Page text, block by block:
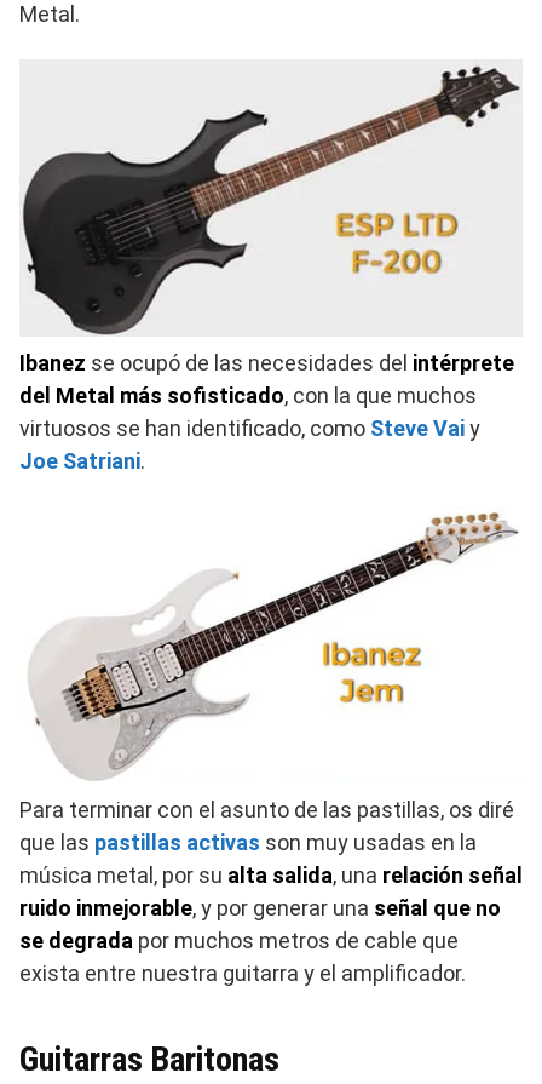
Metal.
Ibanez se ocupó de las necesidades del intérprete
del Metal más sofisticado, con la que muchos
virtuosos se han identificado, como Steve Vaiy
Joe Satriani.
Para terminar con el asunto de las pastillas, os diré
que las pastillas activas son muy usadas en la
música metal, por su alta salida, una relación señal
ruido inmejorable, y por generar una señal que no
se degrada por muchos metros de cable que
exista entre nuestra guitarra y el amplificador.
Guitarras Baritonas